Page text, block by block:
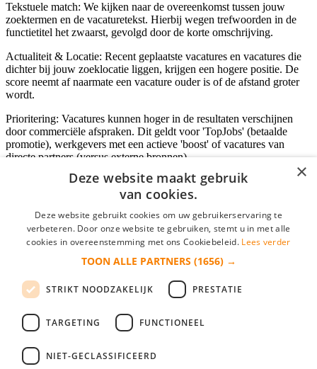
Tekstuele match: We kijken naar de overeenkomst tussen jouw
zoektermen en de vacaturetekst. Hierbij wegen trefwoorden in de
functietitel het zwaarst, gevolgd door de korte omschrijving.
Actualiteit & Locatie: Recent geplaatste vacatures en vacatures die
dichter bij jouw zoeklocatie liggen, krijgen een hogere positie. De
score neemt af naarmate een vacature ouder is of de afstand groter
wordt.
Prioritering: Vacatures kunnen hoger in de resultaten verschijnen
door commerciële afspraken. Dit geldt voor 'TopJobs' (betaalde
promotie), werkgevers met een actieve 'boost' of vacatures van
directe partners (versus externe bronnen).
Inloggen als bedrijf
*
login gegevens onthouden
login
Bedrijf aanmelden
×
Deze website maakt gebruik
van cookies.
Deze website gebruikt cookies om uw gebruikerservaring te
verbeteren. Door onze website te gebruiken, stemt u in met alle
cookies in overeenstemming met ons Cookiebeleid. Lees verder
TOON ALLE PARTNERS (1656) →
STRIKT NOODZAKELIJK PRESTATIE
TARGETING FUNCTIONEEL
NIET-GECLASSIFICEERD